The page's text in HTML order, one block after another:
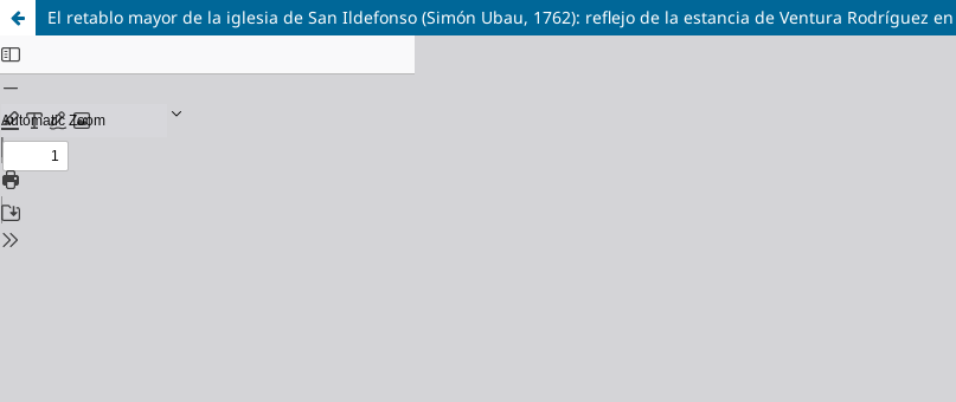
El retablo mayor de la iglesia de San Ildefonso (Simón Ubau, 1762): reflejo de la estancia de Ventura Rodríguez